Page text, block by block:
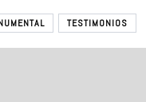
TESTIMONIOS